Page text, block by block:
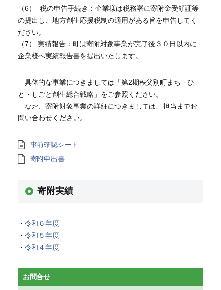
税の申告手続き：企業様は税務署に寄附金受領証等
の提出し、地方創生応援税制の適用がある旨を申告してく
ださい。
実績報告：町は寄附対象事業が完了後３０日以内に
企業様へ実績報告書を提出いたします。
具体的な事業につきましては「第2期秩父別町まち・ひ
と・しごと創生総合戦略」をご参照ください。
なお、寄附対象事業の詳細につきましては、担当までお
問い合わせください。
事前確認シート
寄附申出書
寄附実績
令和６年度
令和５年度
令和４年度
お問合せ